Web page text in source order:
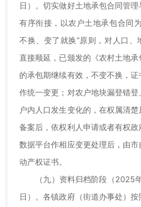
日）。切实做好土地承包合同管
有序衔接，以农户土地承包合同
不换、变了就换”原则，对人口、
直接顺延，已颁发的《农村土地
的承包期继续有效，不变不换，
作统一变更；对农户地块漏登错登
户内人口发生变化的，在权属清
备案后，依权利人申请或者有权
数据平台作相应变更处理后，由
动产权证书。
（九）资料归档阶段（2025年
日）。各镇政府（街道办事处）